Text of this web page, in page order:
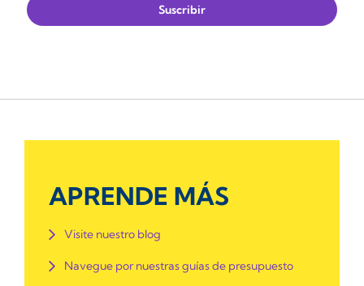
APRENDE MÁS
Visite nuestro blog
Navegue por nuestras guías de presupuesto